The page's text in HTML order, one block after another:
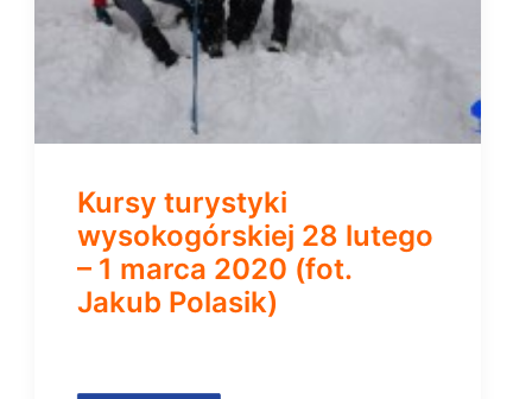
Kursy turystyki
wysokogórskiej 28 lutego
– 1 marca 2020 (fot.
Jakub Polasik)